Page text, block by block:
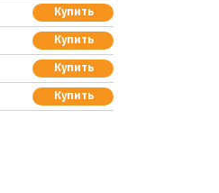
Купить
Купить
Купить
Купить